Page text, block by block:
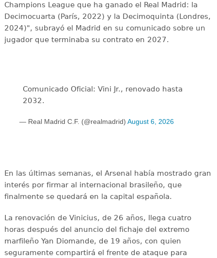
Champions League que ha ganado el Real Madrid: la
Decimocuarta (París, 2022) y la Decimoquinta (Londres,
2024)", subrayó el Madrid en su comunicado sobre un
jugador que terminaba su contrato en 2027.
Comunicado Oficial: Vini Jr., renovado hasta
2032.
— Real Madrid C.F. (@realmadrid) August 6, 2026
En las últimas semanas, el Arsenal había mostrado gran
interés por firmar al internacional brasileño, que
finalmente se quedará en la capital española.
La renovación de Vinicius, de 26 años, llega cuatro
horas después del anuncio del fichaje del extremo
marfileño Yan Diomande, de 19 años, con quien
seguramente compartirá el frente de ataque para